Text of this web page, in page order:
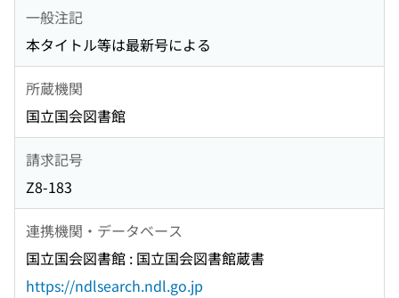
一般注記
本タイトル等は最新号による
所蔵機関
国立国会図書館
請求記号
Z8-183
連携機関・データベース
国立国会図書館 : 国立国会図書館蔵書
https://ndlsearch.ndl.go.jp